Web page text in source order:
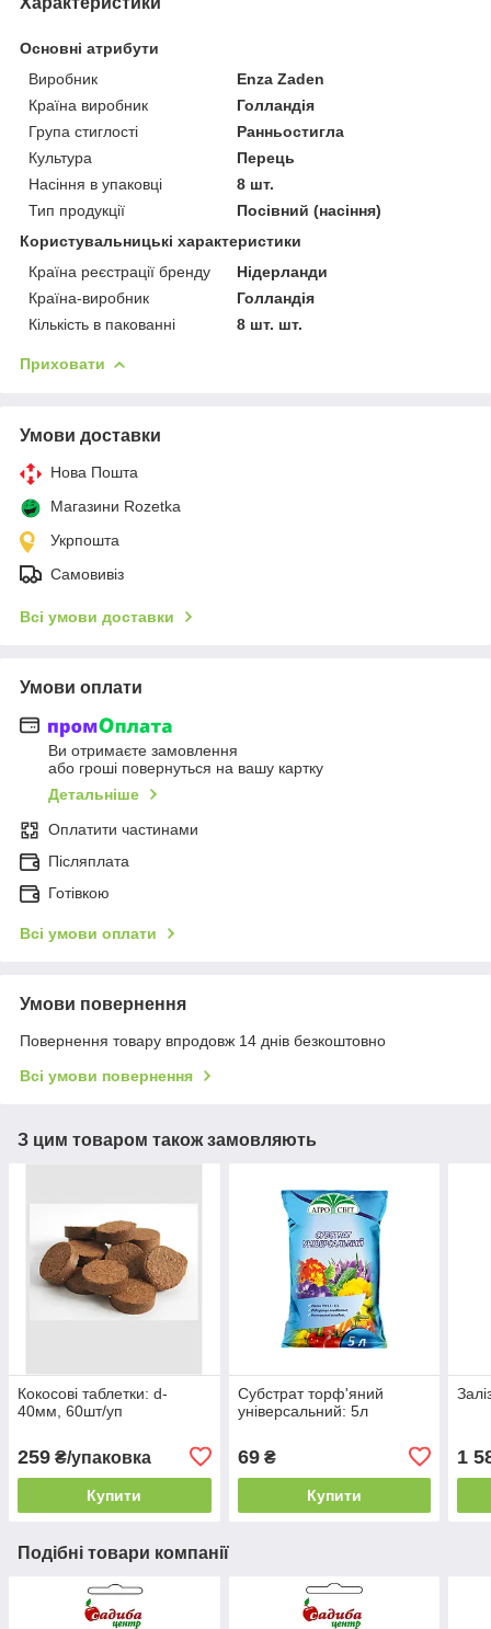
Основні атрибути
Виробник
Enza Zaden
Країна виробник
Голландія
Група стиглості
Ранньостигла
Культура
Перець
Насіння в упаковці
8 шт.
Тип продукції
Посівний (насіння)
Користувальницькі характеристики
Країна реєстрації бренду
Нідерланди
Країна-виробник
Голландія
Кількість в пакованні
8 шт. шт.
Приховати
Умови доставки
Нова Пошта
Магазини Rozetka
Укрпошта
Самовивіз
Всі умови доставки
Умови оплати
Ви отримаєте замовлення
або гроші повернуться на вашу картку
Детальніше
Оплатити частинами
Післяплата
Готівкою
Всі умови оплати
Умови повернення
Повернення товару впродовж 14 днів безкоштовно
Всі умови повернення
З цим товаром також замовляють
Кокосові таблетки: d-
40мм, 60шт/уп
259 ₴/упаковка
Купити
Субстрат торф'яний
універсальний: 5л
69₴
Купити
1
Подібні товари компанії